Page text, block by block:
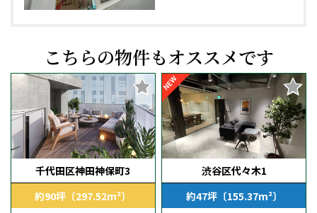
こちらの物件もオススメです
千代田区神田神保町3
約90坪〔297.52m²〕
NEW
渋谷区代々木1
約47坪〔155.37m²〕